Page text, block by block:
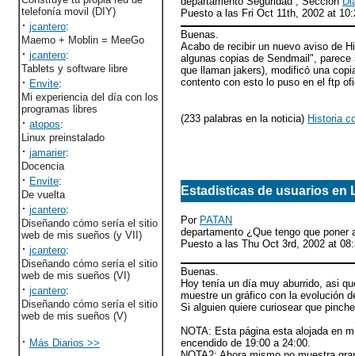
telefonía movil (DIY)
· jcantero:
Maemo + Moblin = MeeGo
· jcantero:
Tablets y software libre
· Envite:
Mi experiencia del día con los
programas libres
· atopos:
Linux preinstalado
· jamarier:
Docencia
· Envite:
De vuelta
· jcantero:
Diseñando cómo sería el sitio
web de mis sueños (y VII)
· jcantero:
Diseñando cómo sería el sitio
web de mis sueños (VI)
· jcantero:
Diseñando cómo sería el sitio
web de mis sueños (V)
· Más Diarios >>
Puesto a las Fri Oct 11th, 2002 at
Buenas.
Acabo de recibir un nuevo aviso de
algunas copias de Sendmail",
que llaman jakers), modificó una
contento con esto lo puso en el ftp
(233 palabras en la noticia) Historia
Estadisticas de usuarios en
Por PATAN
departamento ¿Que tengo que
Puesto a las Thu Oct 3rd, 2002 at
Buenas.
Hoy tenía un día muy aburrido, asi
muestre un gráfico con la evolución
Si alguien quiere curiosear que
NOTA: Esta página esta alojada en
encendido de 19:00 a 24:00.